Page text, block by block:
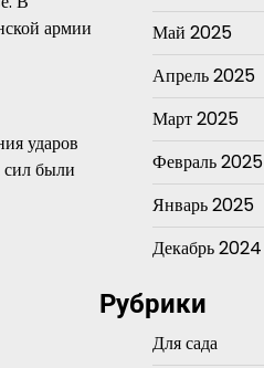
армии
ударов
сил были
Май 2025
Апрель 2025
Март 2025
Февраль 2025
Январь 2025
Декабрь 2024
Рубрики
Для сада